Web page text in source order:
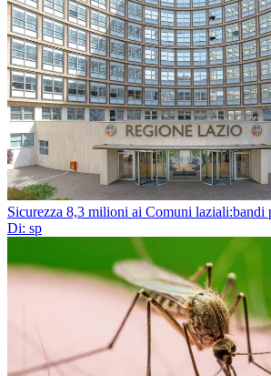
Sicurezza 8,3 milioni ai Comuni laziali:bandi
Di: sp